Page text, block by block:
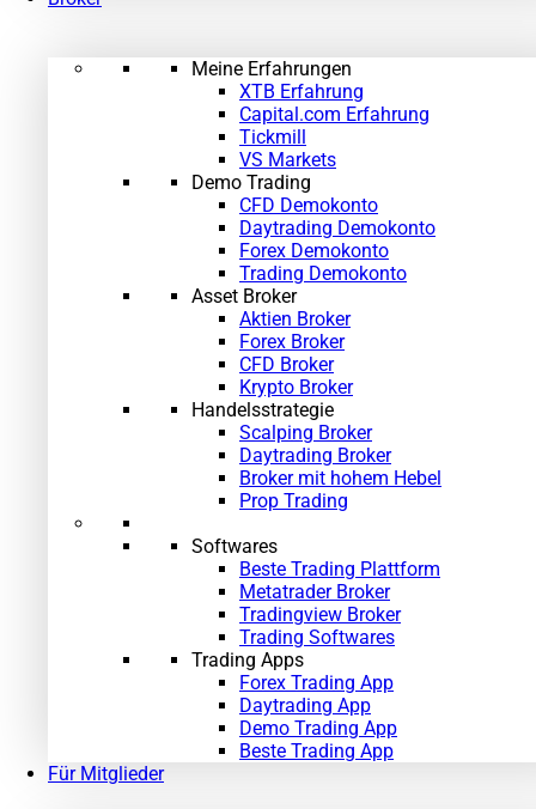
Meine Erfahrungen
XTB Erfahrung
Capital.com Erfahrung
Tickmill
VS Markets
Demo Trading
CFD Demokonto
Daytrading Demokonto
Forex Demokonto
Trading Demokonto
Asset Broker
Aktien Broker
Forex Broker
CFD Broker
Krypto Broker
Handelsstrategie
Scalping Broker
Daytrading Broker
Broker mit hohem Hebel
Prop Trading
Softwares
Beste Trading Plattform
Metatrader Broker
Tradingview Broker
Trading Softwares
Trading Apps
Forex Trading App
Daytrading App
Demo Trading App
Beste Trading App
Für Mitglieder